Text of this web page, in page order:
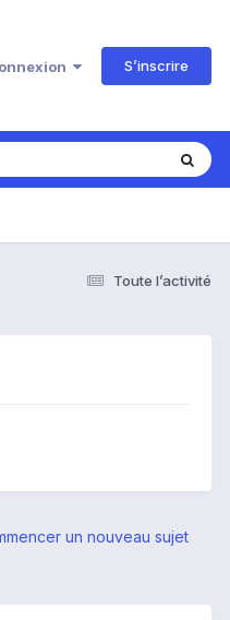
S’inscrire
Toute l’activité
un nouveau sujet